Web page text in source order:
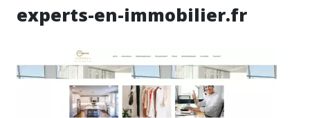
experts-en-immobilier.fr